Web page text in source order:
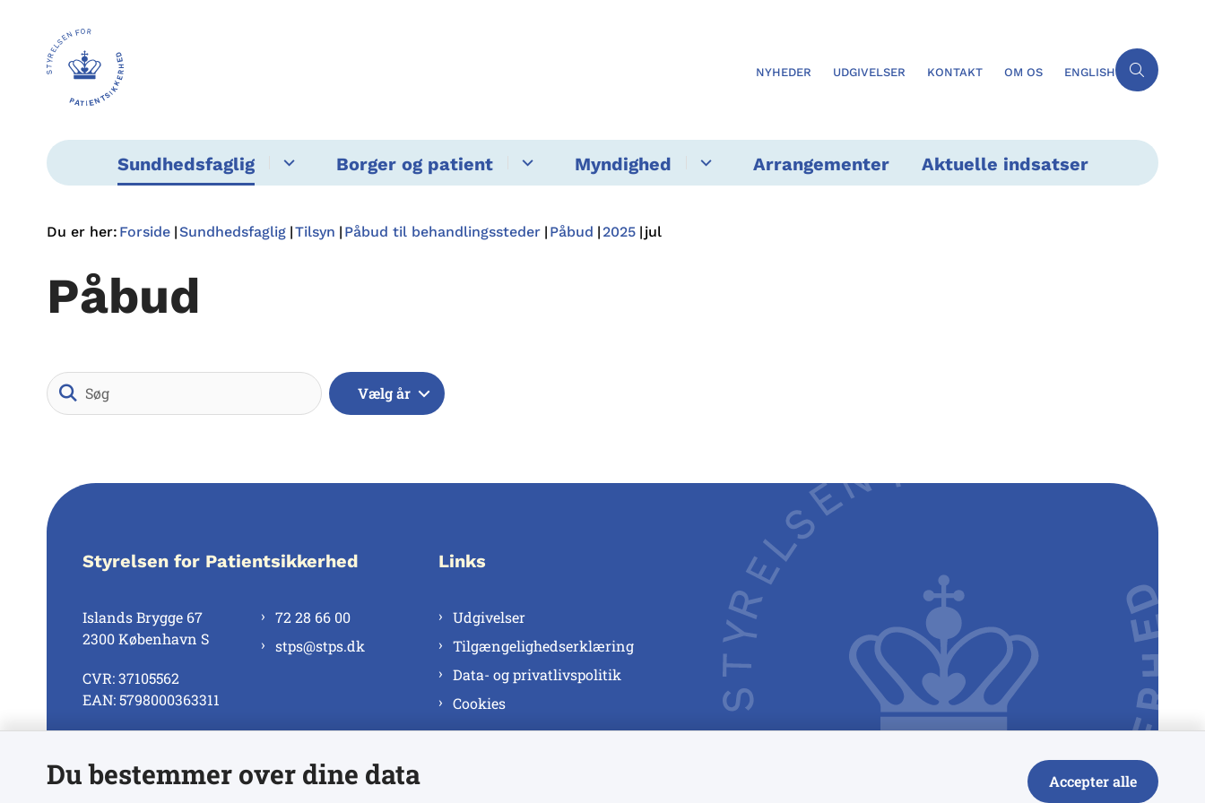
NYHEDER UDGIVELSER KONTAKT OM OS ENGLISH
Sundhedsfaglig Borger og patient Myndighed Arrangementer Aktuelle indsatser
Du er her: Forside Sundhedsfaglig Tilsyn Påbud til behandlingssteder Påbud 2025 jul
Påbud
Søg
Vælg år
Styrelsen for Patientsikkerhed
Islands Brygge 67
2300 København S
CVR: 37105562
EAN: 5798000363311
72 28 66 00
stps@stps.dk
Se alle kontaktnumre
Links
Udgivelser
Tilgængelighedserklæring
Data- og privatlivspolitik
Cookies
Du bestemmer over dine data Accepter alle